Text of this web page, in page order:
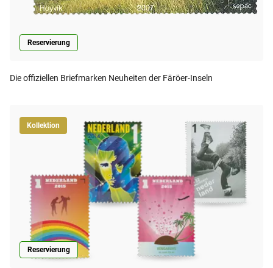
Reservierung
Die offiziellen Briefmarken Neuheiten der Färöer-Inseln
Kollektion
Reservierung